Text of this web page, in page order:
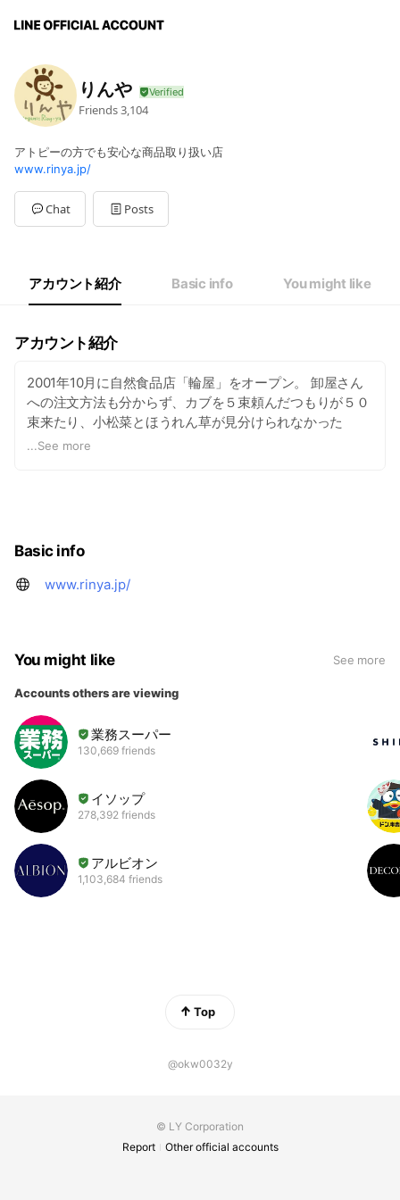
りんや
Friends3,104
アトピーの方でも安心な商品取り扱い店
www.rinya.jp/
Chat Posts
アカウント紹介 Basic info You might like
アカウント紹介
2001年10月に自然食品店「輪屋」をオープン。 卸屋さん
への注文方法も分からず、カブを５束頼んだつもりが５０
束来たり、小松菜とほうれん草が見分けられなかった
り…。 右も左も分からないとはこの事！ってくらい何も分
ンだって言われたんです。何を食べたらいいでしょう
か？」と言われました。 その時、初めて自然食品店が他の
いる業界なんですね。 そこが私が昔から“選民意識”とダブ
に飛び込み、自然食品店で販売されているものと、自然食
品店では販売しないものとの違いを知れば知る程、自然食
を好む人達は“選ばれた民”なのではなく“選ぶ基準が明確な
民”なんだなと理解しました。 でもよく考えたら、対象が
なんであろうと何かを知れば知る程、究めれば究める程、
感覚が鋭ければ鋭い程、見分ける基準ってハッキリしてき
ますよね。例えば音楽とか絵とか蕎麦とか・・・。それを
芸術の世界では『審美眼』、サブカルチャーの分野では
『オタク』、趣味の領域だと『通（つう）』と呼ぶんだと
思います。 ならば徹底的に自然食における審美眼を養って
いこうと決意し、それからの一日一日を重ねてきました。
のこと』 私達はたくさんの先輩達に色んな気付きを頂きま
...See more
Basic info
www.rinya.jp/
You might like See more
Accounts others are viewing
業務スーパー
130,669 friends
イソップ
278,392 friends
アルビオン
1,103,684 friends
Top
@okw0032y
© LY Corporation
Report
Other official accounts